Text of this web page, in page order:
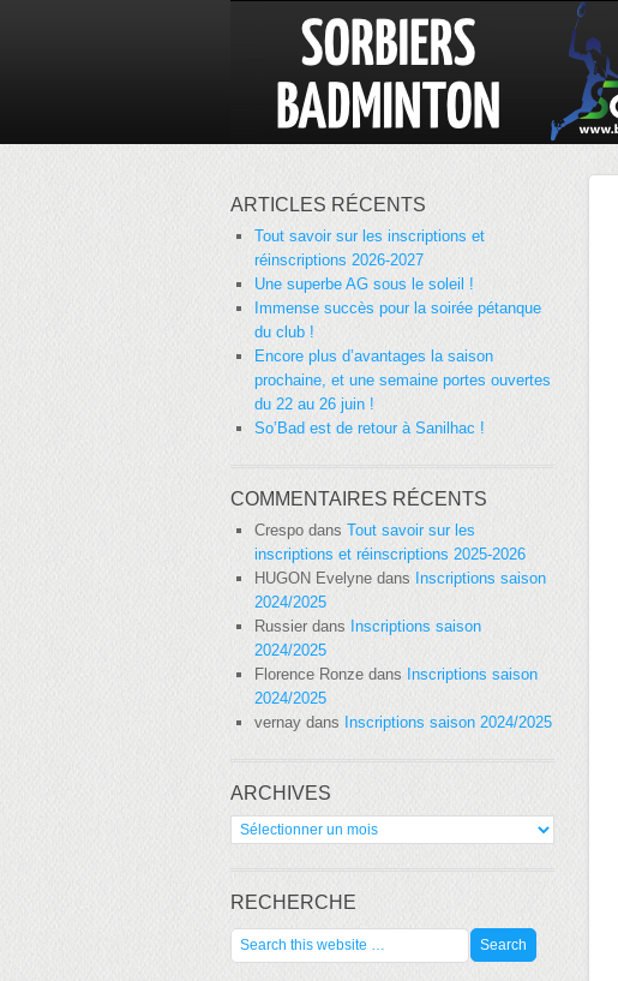
ARTICLES RÉCENTS
Tout savoir sur les inscriptions et
réinscriptions 2026-2027
Une superbe AG sous le soleil !
Immense succès pour la soirée pétanque
du club !
Encore plus d’avantages la saison
prochaine, et une semaine portes ouvertes
du 22 au 26 juin !
So’Bad est de retour à Sanilhac !
COMMENTAIRES RÉCENTS
Crespo dans Tout savoir sur les
inscriptions et réinscriptions 2025-2026
HUGON Evelyne dans
Inscriptions saison
2024/2025
Russier dans Inscriptions saison
2024/2025
Florence Ronze dans Inscriptions saison
2024/2025
vernay dans Inscriptions saison 2024/2025
ARCHIVES
Archives
RECHERCHE